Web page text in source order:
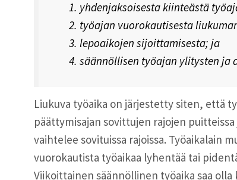
yhdenjaksoisesta kiinteästä
työajan vuorokautisesta
lepoaikojen sijoittamisesta; ja
säännöllisen työajan ylitysten ja
Liukuva työaika on järjestetty siten, että
päättymisajan sovittujen rajojen
vaihtelee sovituissa rajoissa. Työaikalain
vuorokautista työaikaa lyhentää tai
Viikoittainen säännöllinen työaika saa